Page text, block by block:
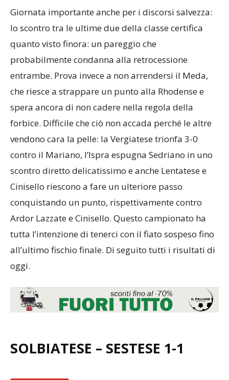
Giornata importante anche per i discorsi salvezza:
lo scontro tra le ultime due della classe certifica
quanto visto finora: un pareggio che
probabilmente condanna alla retrocessione
entrambe. Prova invece a non arrendersi il Meda,
che riesce a strappare un punto alla Rhodense e
spera ancora di non cadere nella regola della
forbice. Difficile che ciò non accada perché le altre
vendono cara la pelle: la Vergiatese trionfa 3-0
contro il Mariano, l’Ispra espugna Sedriano in uno
scontro diretto delicatissimo e anche Lentatese e
Cinisello riescono a fare un ulteriore passo
conquistando un punto, rispettivamente contro
Ardor Lazzate e Cinisello. Questo campionato ha
tutta l’intenzione di tenerci con il fiato sospeso fino
all’ultimo fischio finale. Di seguito tutti i risultati di
oggi.
SOLBIATESE – SESTESE 1-1